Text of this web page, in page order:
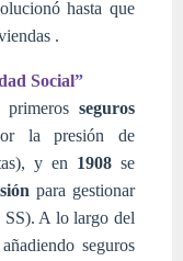
hasta que
.
Social”
seguros
la presión de
y en 1908 se
para gestionar
SS). A lo largo del
seguros